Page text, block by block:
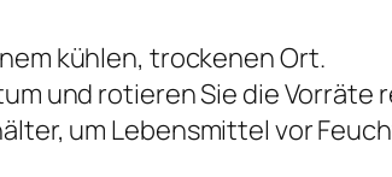
kühlen, trockenen Ort.
und rotieren Sie die Vorräte
um Lebensmittel vor